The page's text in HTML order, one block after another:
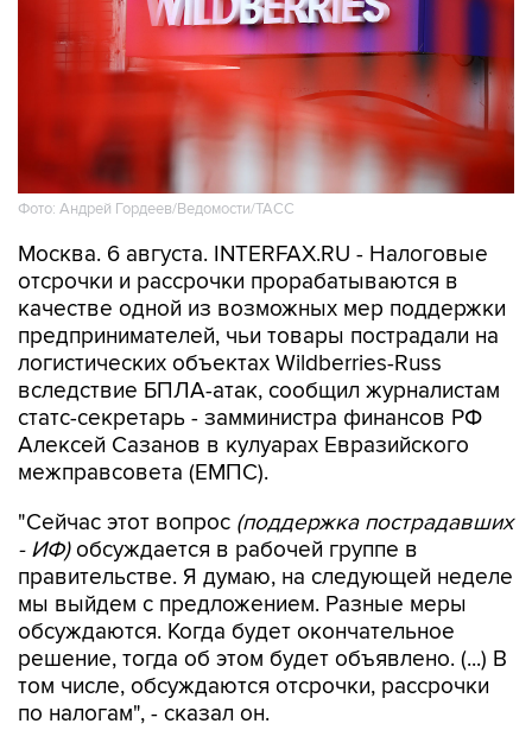
Фото: Андрей Гордеев/Ведомости/ТАСС
Москва. 6 августа. INTERFAX.RU - Налоговые
отсрочки и рассрочки прорабатываются в
качестве одной из возможных мер поддержки
предпринимателей, чьи товары пострадали на
логистических объектах Wildberries-Russ
вследствие БПЛА-атак, сообщил журналистам
статс-секретарь - замминистра финансов РФ
Алексей Сазанов в кулуарах Евразийского
межправсовета (ЕМПС).
"Сейчас этот вопрос (поддержка пострадавших
- ИФ)обсуждается в рабочей группе в
правительстве. Я думаю, на следующей неделе
мы выйдем с предложением. Разные меры
обсуждаются. Когда будет окончательное
решение, тогда об этом будет объявлено. (...) В
том числе, обсуждаются отсрочки, рассрочки
по налогам", - сказал он.